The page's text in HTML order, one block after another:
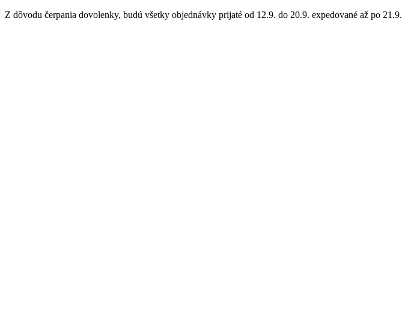
Z dôvodu čerpania dovolenky, budú všetky objednávky prijaté od 12.9. do 20.9. expedované až po 21.9.